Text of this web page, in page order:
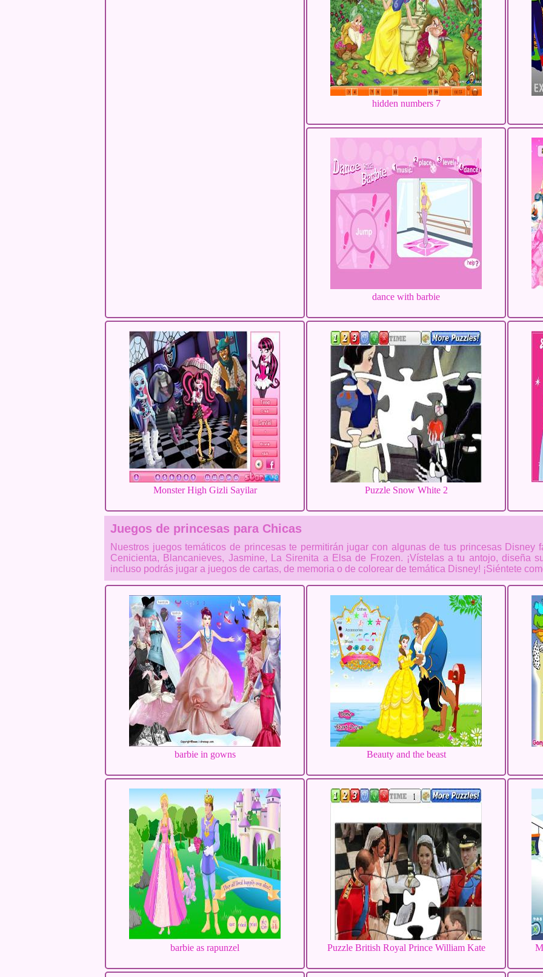
hidden numbers 7
dance with barbie
Monster High Gizli Sayilar Puzzle Snow White 2
Juegos de princesas para Chicas
Nuestros juegos temáticos de princesas te permitirán jugar con algunas de tus princesas Disney
Cenicienta, Blancanieves, Jasmine, La Sirenita a Elsa de Frozen. ¡Vístelas a tu antojo, diseña
incluso podrás jugar a juegos de cartas, de memoria o de colorear de temática Disney! ¡Siéntete
barbie in gowns Beauty and the beast
barbie as rapunzel Puzzle British Royal Prince William Kate